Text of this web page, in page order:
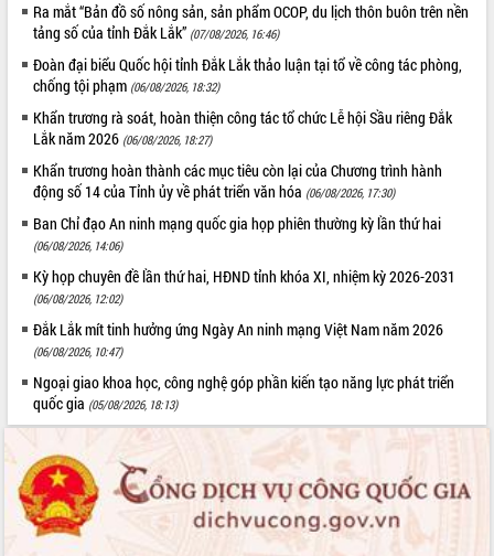
Kỳ họp thứ Hai, Hội đồng nhân dân
tỉnh khóa XI quyết nghị nhiều nội dung
quan trọng
Bí thư Tỉnh ủy Lương Nguyễn Minh
Triết thăm, tặng quà người có công với
cách mạng
Rà soát, hoàn thiện hệ thống thiết chế
văn hóa, thể thao đáp ứng yêu cầu
phát triển mới
Thường trực HĐND tỉnh Đắk Lắk gặp
mặt Đoàn chuyên gia y tế TP. Hồ Chí
Minh
Lễ truy điệu và an táng hài cốt liệt sĩ
tại Nghĩa trang Liệt sĩ xã Sơn Hòa
Bàn giải pháp tháo gỡ khó khăn trong
xuất khẩu sầu riêng và triển khai quy
định EUDR
Thứ trưởng Bộ Nông nghiệp và Môi
vùng trồng và doanh nghiệp đóng gói
sầu riêng tại Đắk Lắk
Trình diễn nghệ thuật chế biến các
món ăn từ sầu riêng
LIÊN KẾT WEB
THỐNG KÊ TRUY CẬP
Hôm nay: 1604
Tất cả: 66046927
Ra mắt “Bản đồ số nông sản, sản phẩm OCOP, du lịch thôn buôn trên nền
tảng số của tỉnh Đắk Lắk” (07/08/2026, 16:46)
Đoàn đại biểu Quốc hội tỉnh Đắk Lắk thảo luận tại tổ về công tác phòng,
chống tội phạm (06/08/2026, 18:32)
Khẩn trương rà soát, hoàn thiện công tác tổ chức Lễ hội Sầu riêng Đắk
Lắk năm 2026 (06/08/2026, 18:27)
Khẩn trương hoàn thành các mục tiêu còn lại của Chương trình hành
động số 14 của Tỉnh ủy về phát triển văn hóa (06/08/2026, 17:30)
Ban Chỉ đạo An ninh mạng quốc gia họp phiên thường kỳ lần thứ hai
(06/08/2026, 14:06)
Kỳ họp chuyên đề lần thứ hai, HĐND tỉnh khóa XI, nhiệm kỳ 2026-2031
(06/08/2026, 12:02)
Đắk Lắk mít tinh hưởng ứng Ngày An ninh mạng Việt Nam năm 2026
(06/08/2026, 10:47)
Ngoại giao khoa học, công nghệ góp phần kiến tạo năng lực phát triển
quốc gia (05/08/2026, 18:13)